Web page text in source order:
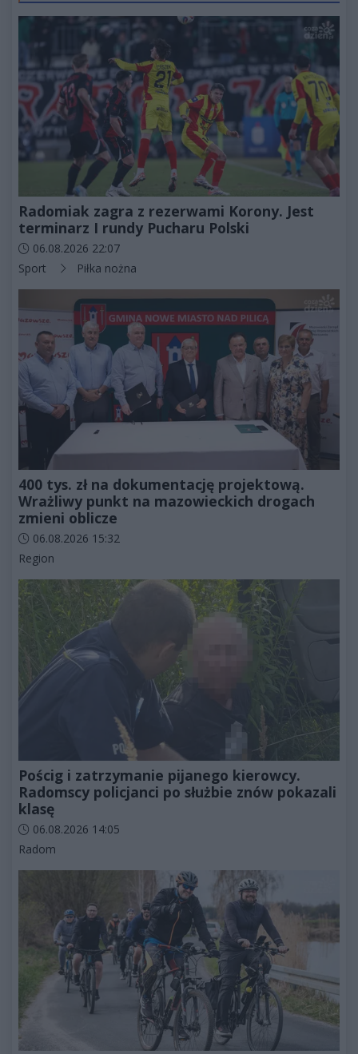
Radomiak zagra z rezerwami Korony. Jest
terminarz I rundy Pucharu Polski
Data dodania artykułu:
06.08.2026 22:07
Kategorie artykułu:
Sport Piłka nożna
400 tys. zł na dokumentację projektową.
Wrażliwy punkt na mazowieckich drogach
zmieni oblicze
Data dodania artykułu:
06.08.2026 15:32
Kategorie artykułu:
Region
Pościg i zatrzymanie pijanego kierowcy.
Radomscy policjanci po służbie znów pokazali
klasę
Data dodania artykułu:
06.08.2026 14:05
Kategorie artykułu:
Radom